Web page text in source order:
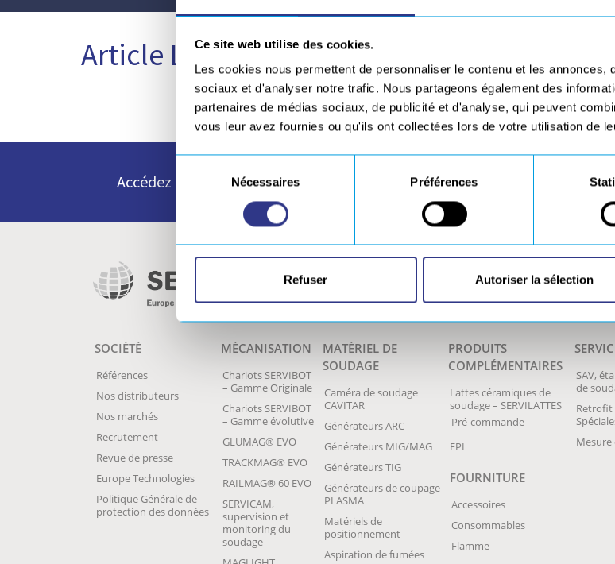
Ce site web utilise des cookies.
Les cookies nous permettent de personnaliser le contenu et les
sociaux et d'analyser notre trafic. Nous partageons également des
partenaires de médias sociaux, de publicité et d'analyse, qui peuvent
vous leur avez fournies ou qu'ils ont collectées lors de votre utilisation de
du
consentement
Nécessaires Préférences
Refuser Autoriser la sélection
Article Les robots à la rescousses des
Accédez à toutes nos ressources en téléchargement
SOCIÉTÉ
Références
Nos distributeurs
Nos marchés
Recrutement
Revue de presse
Europe Technologies
Politique Générale de
protection des données
MÉCANISATION
Chariots SERVIBOT
– Gamme Originale
Chariots SERVIBOT
– Gamme évolutive
GLUMAG® EVO
TRACKMAG® EVO
RAILMAG® 60 EVO
SERVICAM,
supervision et
monitoring du
soudage
MATÉRIEL DE
SOUDAGE
Caméra de soudage
CAVITAR
Générateurs ARC
Générateurs MIG/MAG
Générateurs TIG
Générateurs de coupage
PLASMA
Matériels de
positionnement
Aspiration de fumées
PRODUITS
COMPLÉMENTAIRES
Lattes céramiques de
soudage – SERVILATTES
Pré-commande
EPI
FOURNITURE
Accessoires
Consommables
Flamme
SAV,
de
Retrofit